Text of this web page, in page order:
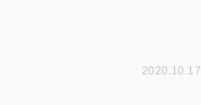
2020.10.17